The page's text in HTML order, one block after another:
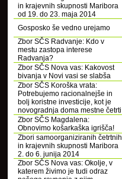
in krajevnih skupnosti Maribora
od 19. do 23. maja 2014
Gosposko še vedno urejamo
Zbor SČS Radvanje: Kdo v
mestu zastopa interese
Radvanja?
Zbor SČS Nova vas: Kakovost
bivanja v Novi vasi se slabša
Zbor SČS Koroška vrata:
Potrebujemo racionalnejše in
bolj koristne investicije, kot je
novogradnja doma mestne četrti
Zbor SČS Magdalena:
Obnovimo košarkaška igrišča!
Zbori samoorganiziranih četrtnih
in krajevnih skupnosti Maribora
2. do 6. junija 2014
Zbor SČS Nova vas: Okolje, v
katerem živimo je tudi odraz